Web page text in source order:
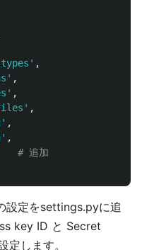
' ,
' ,
' ,
' ,
' ,
' ,
設定をsettings.pyに追
key ID と Secret
します。